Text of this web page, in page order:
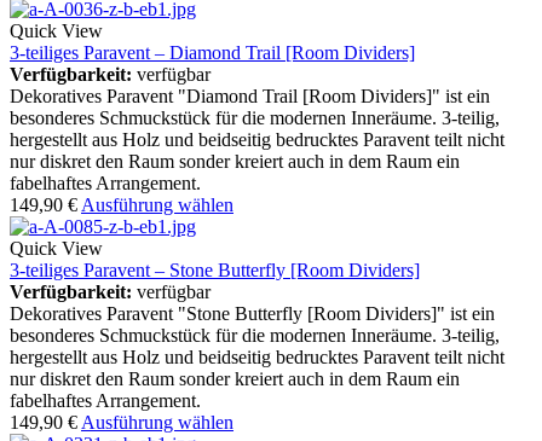
Quick View
3-teiliges Paravent – Diamond Trail [Room Dividers]
Verfügbarkeit: verfügbar
Dekoratives Paravent "Diamond Trail [Room Dividers]" ist ein
besonderes Schmuckstück für die modernen Inneräume. 3-teilig,
hergestellt aus Holz und beidseitig bedrucktes Paravent teilt nicht
nur diskret den Raum sonder kreiert auch in dem Raum ein
fabelhaftes Arrangement.
149,90 € Ausführung wählen
Quick View
3-teiliges Paravent – Stone Butterfly [Room Dividers]
Verfügbarkeit: verfügbar
Dekoratives Paravent "Stone Butterfly [Room Dividers]" ist ein
besonderes Schmuckstück für die modernen Inneräume. 3-teilig,
hergestellt aus Holz und beidseitig bedrucktes Paravent teilt nicht
nur diskret den Raum sonder kreiert auch in dem Raum ein
fabelhaftes Arrangement.
149,90 € Ausführung wählen